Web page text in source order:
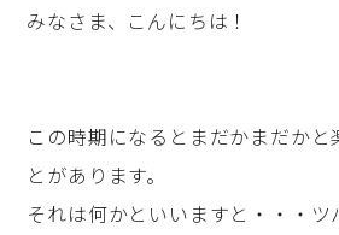
みなさま、こんにちは！
この時期になるとまだかまだか
とがあります。
それは何かといいますと・・・ツ